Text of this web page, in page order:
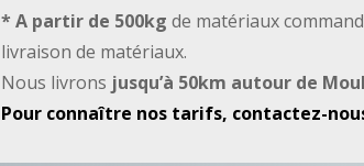
* A partir de 500kg de matériaux
livraison de matériaux.
Nous livrons jusqu’à 50km autour de
Pour connaître nos tarifs, contactez-nous